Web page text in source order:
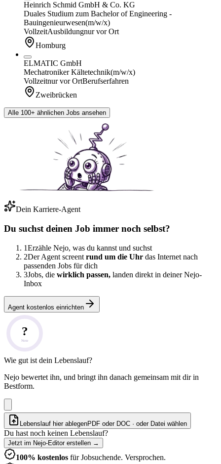
Heinrich Schmid GmbH & Co. KG
Duales Studium zum Bachelor of Engineering -
Bauingenieurwesen(m/w/x)
VollzeitAusbildungnur vor Ort
Homburg
ELMATIC GmbH
Mechatroniker Kältetechnik(m/w/x)
Vollzeitnur vor OrtBerufserfahren
Zweibrücken
Alle 100+ ähnlichen Jobs ansehen
Dein Karriere-Agent
Du suchst deinen Job immer noch selbst?
1Erzähle Nejo, was du kannst und suchst
2Der Agent screent rund um die Uhr das Internet nach
passenden Jobs für dich
3Jobs, die wirklich passen, landen direkt in deiner Nejo-
Inbox
Agent kostenlos einrichten
?
Note
Wie gut ist dein Lebenslauf?
Nejo bewertet ihn, und bringt ihn danach gemeinsam mit dir in
Bestform.
Lebenslauf hier ablegenPDF oder DOC · oder Datei wählen
Du hast noch keinen Lebenslauf?
Jetzt im Nejo-Editor erstellen →
100% kostenlos für Jobsuchende. Versprochen.